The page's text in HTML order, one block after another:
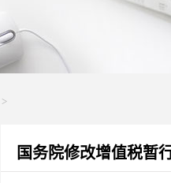
>
国务院修改增值税暂